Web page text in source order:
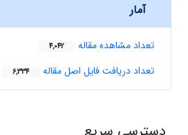
آمار
تعداد مشاهده مقاله 4,042
تعداد دریافت فایل اصل مقاله 6,334